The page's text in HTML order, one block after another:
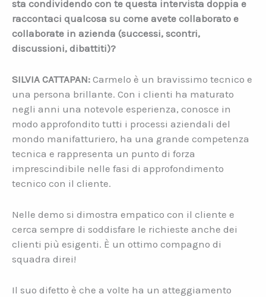
sta condividendo con te questa intervista doppia e
raccontaci qualcosa su come avete collaborato e
collaborate in azienda (successi, scontri,
discussioni, dibattiti)?
SILVIA CATTAPAN: Carmelo è un bravissimo tecnico e
una persona brillante. Con i clienti ha maturato
negli anni una notevole esperienza, conosce in
modo approfondito tutti i processi aziendali del
mondo manifatturiero, ha una grande competenza
tecnica e rappresenta un punto di forza
imprescindibile nelle fasi di approfondimento
tecnico con il cliente.
Nelle demo si dimostra empatico con il cliente e
cerca sempre di soddisfare le richieste anche dei
clienti più esigenti. È un ottimo compagno di
squadra direi!
Il suo difetto è che a volte ha un atteggiamento